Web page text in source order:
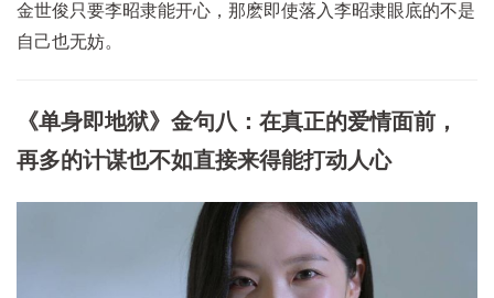
金世俊只要李昭隶能开心，那麽即使落入李昭隶眼底的不是
自己也无妨。
《单身即地狱》金句八：在真正的爱情面前，
再多的计谋也不如直接来得能打动人心